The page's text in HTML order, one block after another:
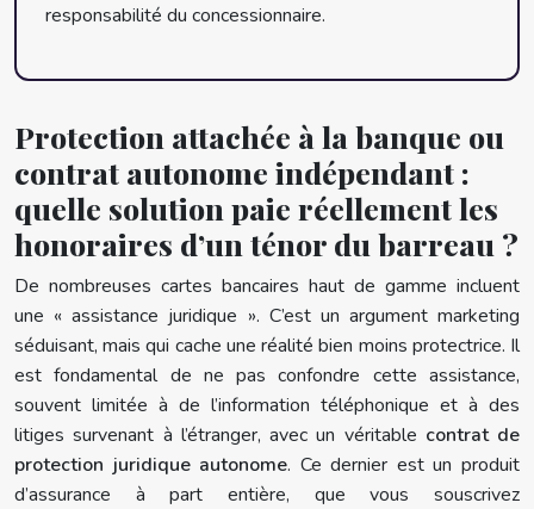
responsabilité du concessionnaire.
Protection attachée à la banque ou
contrat autonome indépendant :
quelle solution paie réellement les
honoraires d’un ténor du barreau ?
De nombreuses cartes bancaires haut de gamme incluent
une « assistance juridique ». C’est un argument marketing
séduisant, mais qui cache une réalité bien moins protectrice. Il
est fondamental de ne pas confondre cette assistance,
souvent limitée à de l’information téléphonique et à des
litiges survenant à l’étranger, avec un véritable contrat de
protection juridique autonome. Ce dernier est un produit
d’assurance à part entière, que vous souscrivez